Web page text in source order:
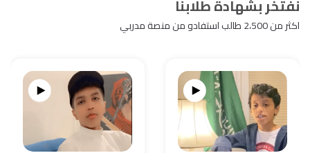
نفتخر بشهادة طلابنا
اكثر من 2،500 طالب استفادو من منصة مدربي